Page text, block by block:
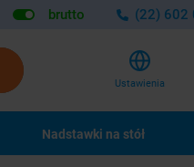
brutto (22) 602
Ustawienia
Nadstawki na stół